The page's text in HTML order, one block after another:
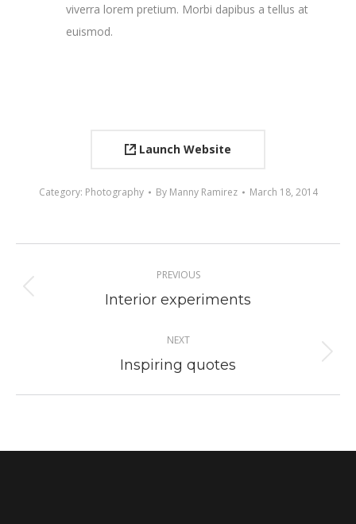
viverra lorem pretium. Morbi dapibus a tellus at
euismod.
Launch Website
Category: Photography By Manny Ramirez March 18, 2014
navigation
PREVIOUS
Previous
Interior experiments
NEXT
Next
Inspiring quotes